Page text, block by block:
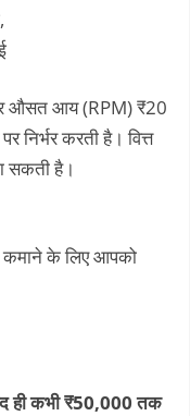
औसत आय (RPM) ₹20
निर्भर करती है। वित्त
सकती है।
के लिए आपको
ही कभी ₹50,000 तक